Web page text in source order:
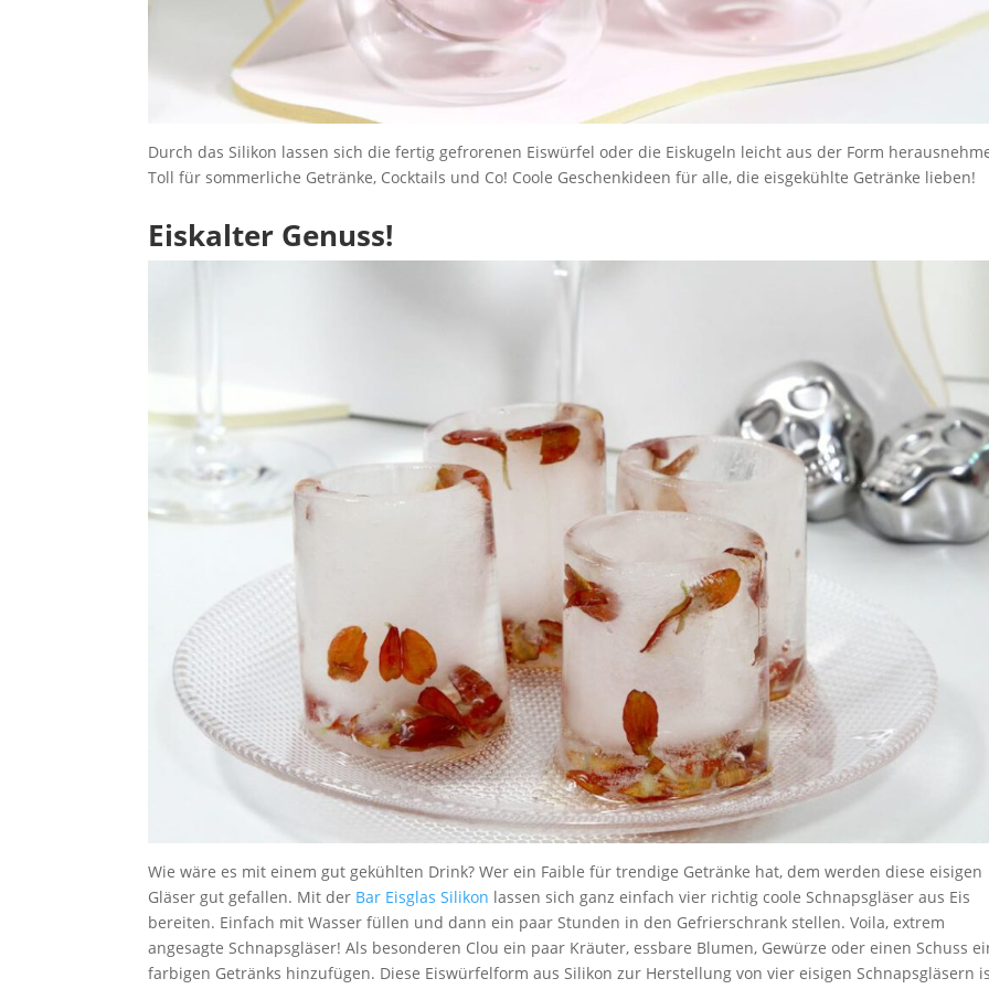
Durch das Silikon lassen sich die fertig gefrorenen Eiswürfel oder die Eiskugeln leicht aus der Form
Toll für sommerliche Getränke, Cocktails und Co! Coole Geschenkideen für alle, die eisgekühlte Getränke lieben!
Eiskalter Genuss!
Wie wäre es mit einem gut gekühlten Drink? Wer ein Faible für trendige Getränke hat, dem werden diese eisigen
Gläser gut gefallen. Mit der Bar Eisglas Silikon lassen sich ganz einfach vier richtig coole Schnapsgläser aus Eis
bereiten. Einfach mit Wasser füllen und dann ein paar Stunden in den Gefrierschrank stellen. Voila, extrem
angesagte Schnapsgläser! Als besonderen Clou ein paar Kräuter, essbare Blumen, Gewürze oder einen Schuss
farbigen Getränks hinzufügen. Diese Eiswürfelform aus Silikon zur Herstellung von vier eisigen Schnapsgläsern